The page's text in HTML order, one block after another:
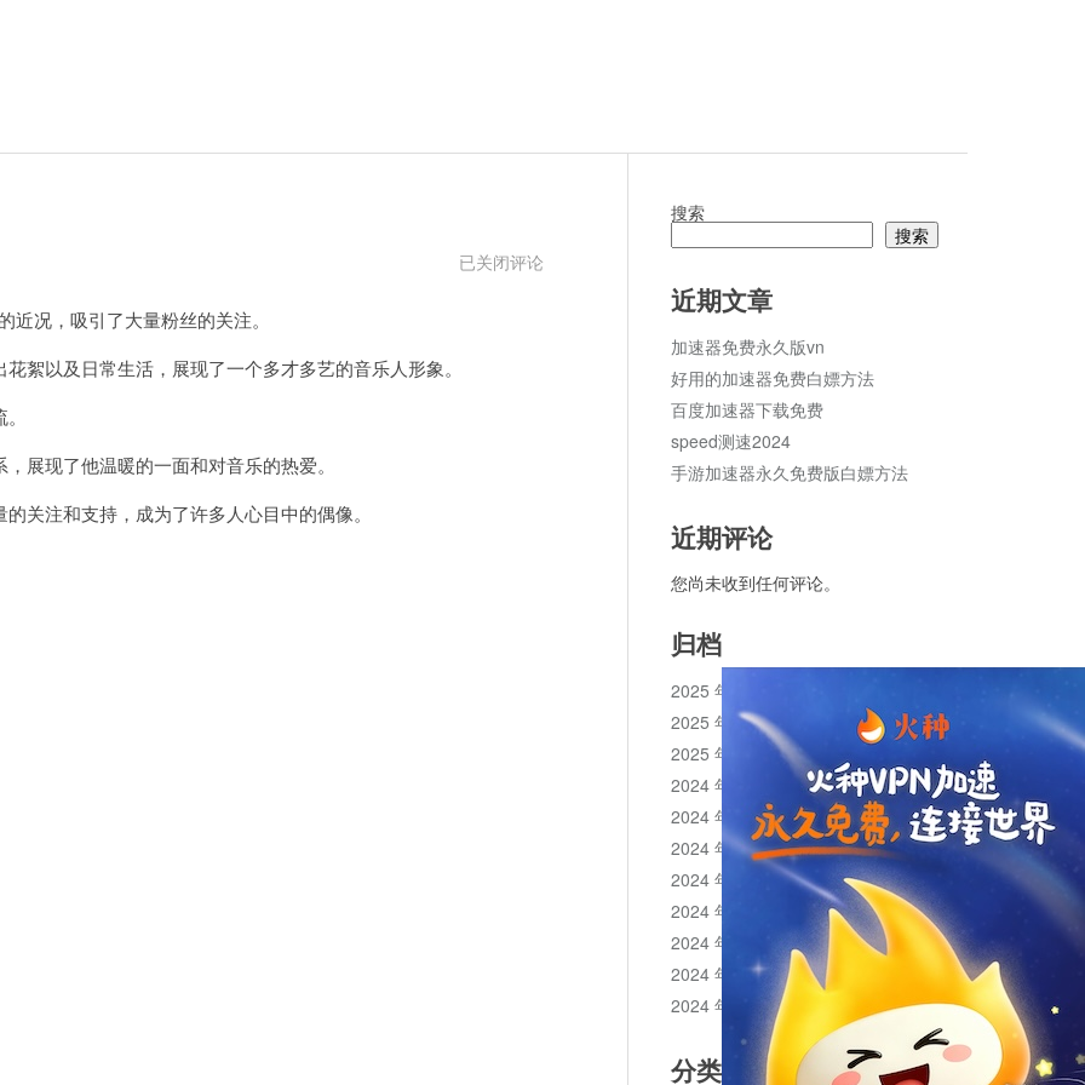
陈
已关闭评论
况，吸引了大量粉丝的关注。
以及日常生活，展现了一个多才多艺的音乐人形象。
现了他温暖的一面和对音乐的热爱。
注和支持，成为了许多人心目中的偶像。
搜索
搜索
近期文章
加速器免费永久版vn
好用的加速器免费白嫖方法
百度加速器下载免费
speed测速2024
手游加速器永久免费版白嫖方法
近期评论
您尚未收到任何评论。
归档
2025 年 11 月
2025 年 10 月
2025 年 1 月
2024 年 12 月
2024 年 11 月
2024 年 10 月
2024 年 9 月
2024 年 8 月
2024 年 7 月
2024 年 6 月
2024 年 5 月
分类目录